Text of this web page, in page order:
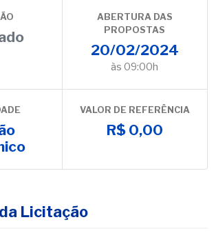
ABERTURA DAS
PROPOSTAS
20/02/2024
às 09:00h
VALOR DE REFERÊNCIA
R$ 0,00
Licitação